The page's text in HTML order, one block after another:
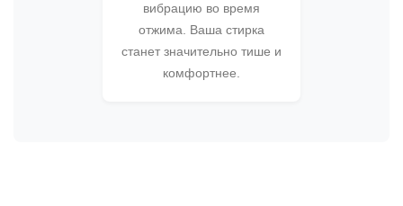
вибрацию во время
отжима. Ваша стирка
станет значительно тише и
комфортнее.